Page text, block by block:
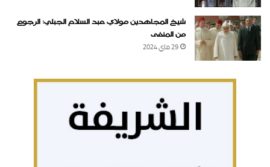
شيخ المجاهدين مولاي عبد السلام الجبلي: الرجوع
من المنفى
29 ماي 2024